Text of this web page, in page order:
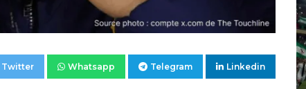
Twitter Whatsapp Telegram Linkedin